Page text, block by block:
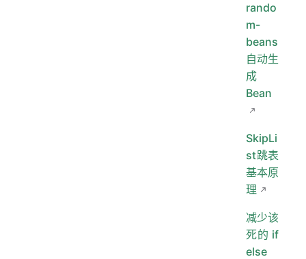
rando
m-
beans
自动生
成
Bean
SkipLi
st跳表
基本原
理
减少该
死的 if
else